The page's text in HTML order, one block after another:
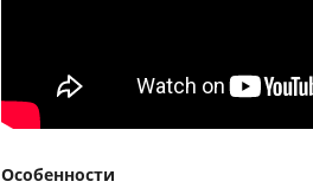
Особенности